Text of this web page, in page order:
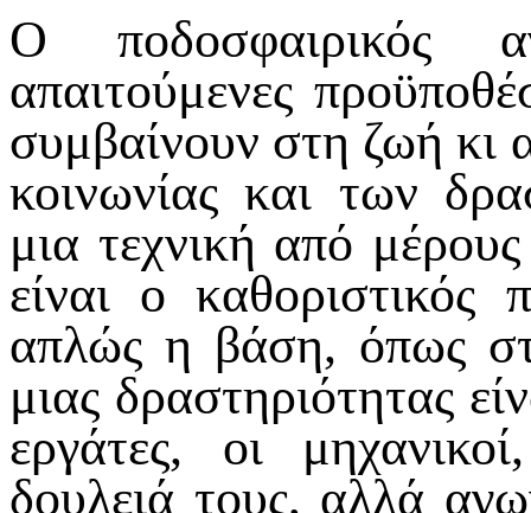
Ο ποδοσφαιρικός
απαιτούμενες
συμβαίνουν στη ζωή κι
κοινωνίας και των
μια τεχνική από
είναι ο καθοριστικός
απλώς η βάση, όπως
μιας δραστηριότητας
εργάτες, οι
δουλειά τους, αλλά